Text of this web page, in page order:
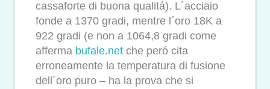
cassaforte di buona qualitá). L´acciaio
fonde a 1370 gradi, mentre l´oro 18K a
922 gradi (e non a 1064,8 gradi come
afferma bufale.net che peró cita
erroneamente la temperatura di fusione
dell´oro puro – ha la prova che si